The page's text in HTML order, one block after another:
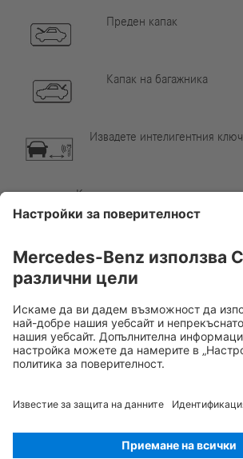
Преден капак
Капак на багажника
Извадете интелигентния ключ
Компонент от климатизацията
Внимание, ниска температура